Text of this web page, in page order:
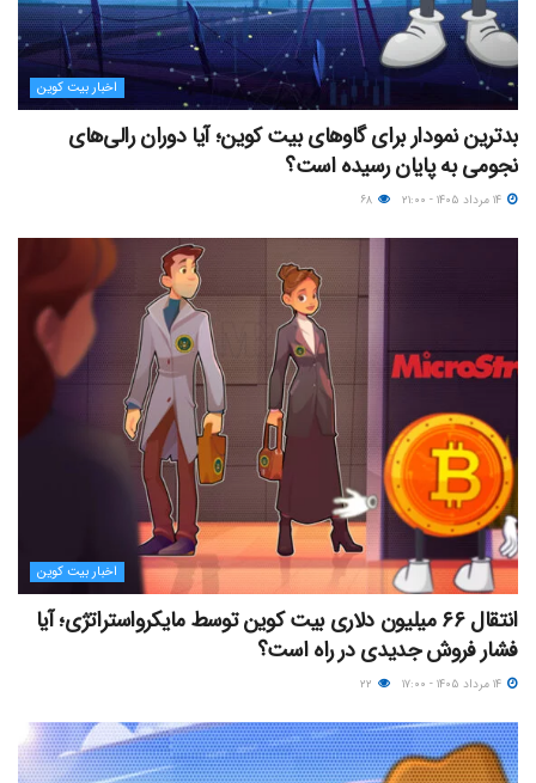
اخبار بیت کوین
بدترین نمودار برای گاوهای بیت کوین؛ آیا دوران رالی‌های
نجومی به پایان رسیده است؟
اخبار بیت کوین
انتقال ۶۶ میلیون دلاری بیت کوین توسط مایکرواستراتژی؛ آیا
فشار فروش جدیدی در راه است؟